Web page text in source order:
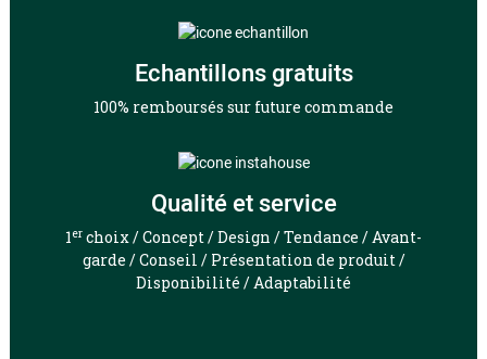
Echantillons gratuits
100% remboursés sur future commande
Qualité et service
1er choix / Concept / Design / Tendance / Avant-
garde / Conseil / Présentation de produit /
Disponibilité / Adaptabilité